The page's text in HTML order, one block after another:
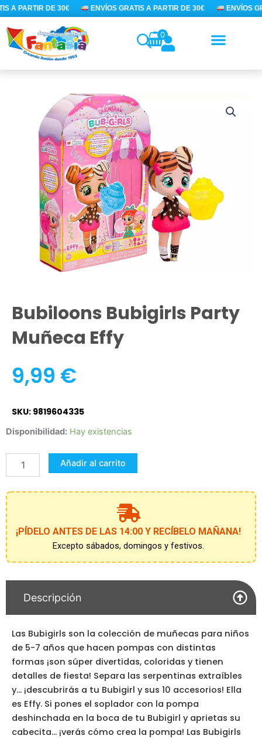
Ir
al
contenido
A PARTIR DE 30€ ENVÍOS GRATIS A PARTIR DE 30€ ENVÍOS
0
Bubiloons Bubigirls Party
Muñeca Effy
9,99 €
SKU: 9819604335
Disponibilidad: Hay existencias
Bubiloons
Party
Muñeca
Effy
Añadir al carrito
¡PÍDELO ANTES DE LAS 14:00 Y RECÍBELO MAÑANA!
Excepto sábados, domingos y festivos.
Descripción
Las Bubigirls son la colección de muñecas para niños
de 5-7 años que hacen pompas con distintas
formas ¡son súper divertidas, coloridas y tienen
detalles de fiesta! Separa las serpentinas extraíbles
y… ¡descubrirás a tu Bubigirl y sus 10 accesorios! Ella
es Effy. Si pones el soplador con la pompa
deshinchada en la boca de tu Bubigirl y aprietas su
cabecita… ¡verás cómo crea la pompa! Las Bubigirls